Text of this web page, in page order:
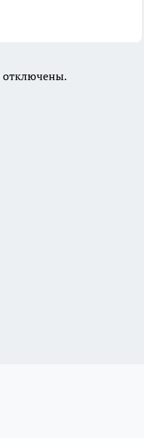
отключены.